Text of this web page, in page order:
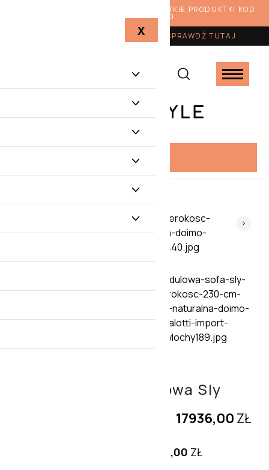
Z OKAZJI LATA RABAT 10% NA WSZYSTKIE PRODUKTY! KOD
RABATOWY: LATO10
KUP VOUCHER W PREZENCIE
SPRAWDŹ TUTAJ
X
PROMOCJE
Stylowa sofa modułowa Sly
17936,00 ZŁ
17936,00 ZŁ